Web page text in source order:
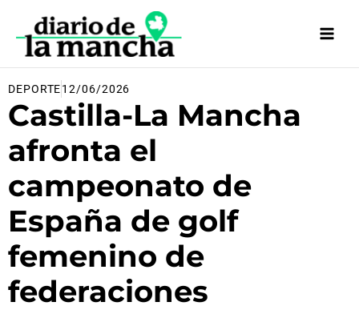
contenido
DEPORTE12/06/2026
Castilla-La Mancha
afronta el
campeonato de
España de golf
femenino de
federaciones